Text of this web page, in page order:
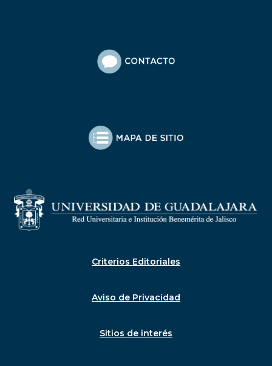
Criterios Editoriales
Aviso de Privacidad
Sitios de interés